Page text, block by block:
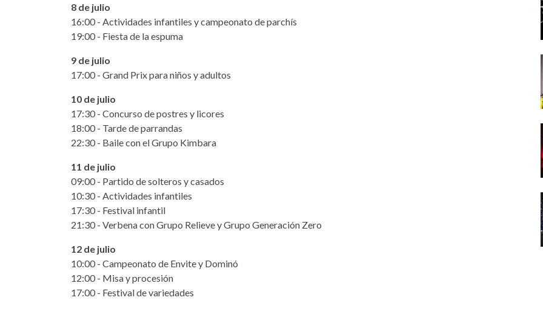
8 de julio
16:00 - Actividades infantiles y campeonato de parchís
19:00 - Fiesta de la espuma
9 de julio
17:00 - Grand Prix para niños y adultos
10 de julio
17:30 - Concurso de postres y licores
18:00 - Tarde de parrandas
22:30 - Baile con el Grupo Kimbara
11 de julio
09:00 - Partido de solteros y casados
10:30 - Actividades infantiles
17:30 - Festival infantil
21:30 - Verbena con Grupo Relieve y Grupo Generación Zero
12 de julio
10:00 - Campeonato de Envite y Dominó
12:00 - Misa y procesión
17:00 - Festival de variedades